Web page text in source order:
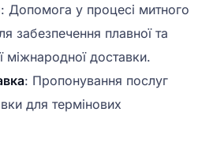
: Допомога у процесі митного
забезпечення плавної та
міжнародної доставки.
: Пропонування послуг
для термінових